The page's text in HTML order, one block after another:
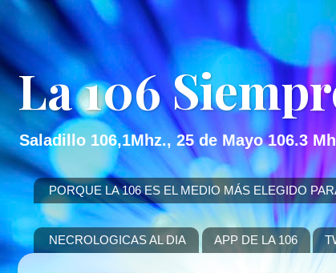
La 106
Saladillo 106,1Mhz., 25 de Mayo 106.3
PORQUE LA 106 ES EL MEDIO MÁS ELEGIDO
NECROLOGICAS AL DIA APP DE LA 106